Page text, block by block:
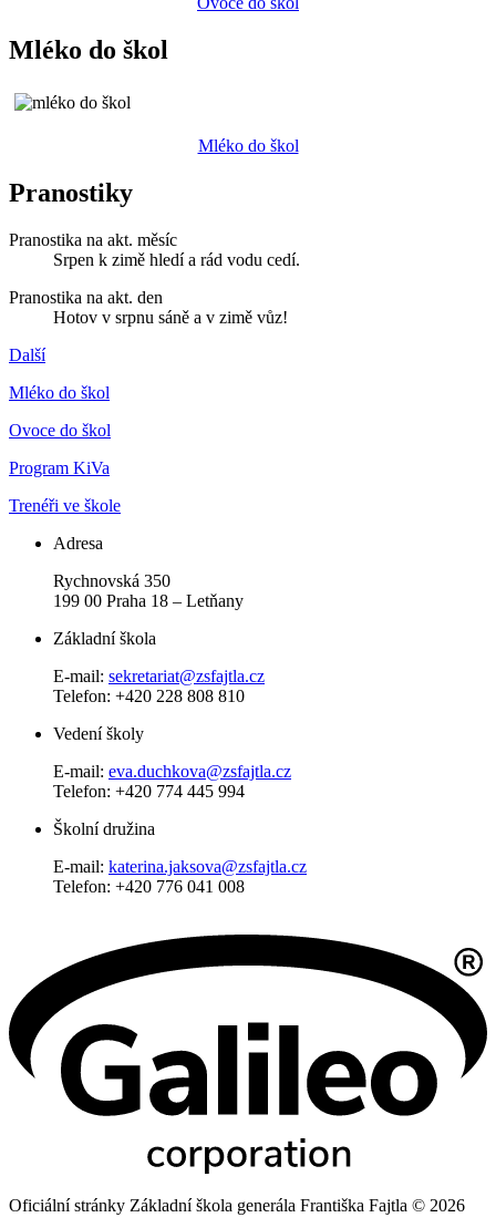
Mléko do škol
Mléko do škol
Pranostiky
Pranostika na akt. měsíc
Srpen k zimě hledí a rád vodu cedí.
Pranostika na akt. den
Hotov v srpnu sáně a v zimě vůz!
Další
Mléko do škol
Ovoce do škol
Program KiVa
Trenéři ve škole
Adresa
Rychnovská 350
199 00 Praha 18 – Letňany
Základní škola
E-mail: sekretariat@zsfajtla.cz
Telefon: +420 228 808 810
Vedení školy
E-mail: eva.duchkova@zsfajtla.cz
Telefon: +420 774 445 994
Školní družina
E-mail: katerina.jaksova@zsfajtla.cz
Telefon: +420 776 041 008
Oficiální stránky Základní škola generála Františka Fajtla © 2026